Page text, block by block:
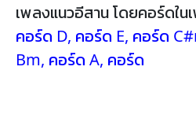
เพลงแนวอีสาน โดยคอร์ดใ
คอร์ด D, คอร์ด E, คอร์ด
Bm, คอร์ด A, คอร์ด